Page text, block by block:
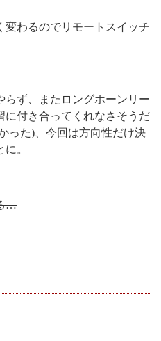
わるのでリモートスイッチ
らず、またロングホーンリー
に付き合ってくれなさそうだ
った)、今回は方向性だけ決
。
…